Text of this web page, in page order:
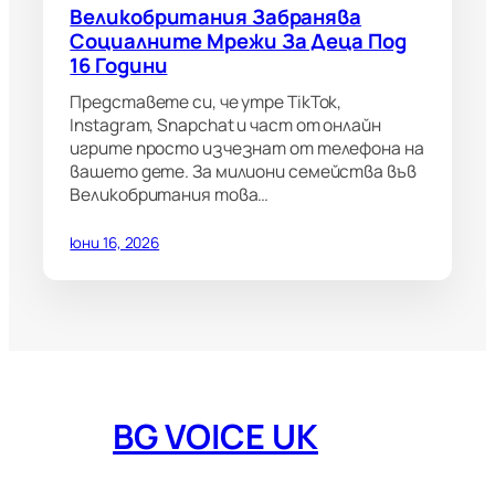
Великобритания Забранява
Социалните Мрежи За Деца Под
16 Години
Представете си, че утре TikTok,
Instagram, Snapchat и част от онлайн
игрите просто изчезнат от телефона на
вашето дете. За милиони семейства във
Великобритания това…
юни 16, 2026
BG VOICE UK